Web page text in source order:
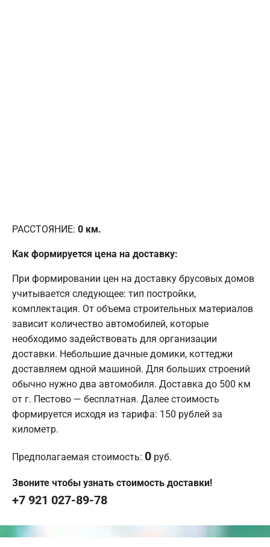
РАССТОЯНИЕ: 0 км.
Как формируется цена на доставку:
При формировании цен на доставку брусовых домов
учитывается следующее: тип постройки,
комплектация. От объема строительных материалов
зависит количество автомобилей, которые
необходимо задействовать для организации
доставки. Небольшие дачные домики, коттеджи
доставляем одной машиной. Для больших строений
обычно нужно два автомобиля. Доставка до 500 км
от г. Пестово — бесплатная. Далее стоимость
формируется исходя из тарифа: 150 рублей за
километр.
Предполагаемая стоимость: 0 руб.
Звоните чтобы узнать стоимость доставки!
+7 921 027-89-78